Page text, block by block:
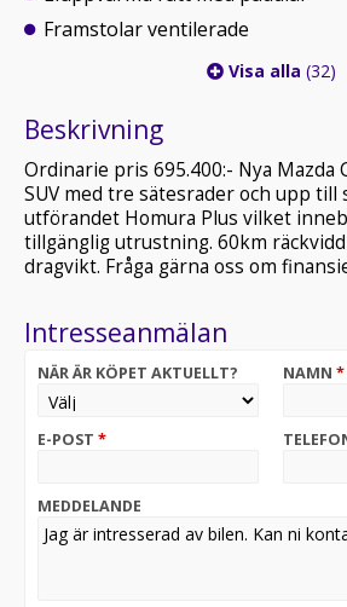
Framstolar ventilerade
Visa alla (32)
Beskrivning
Ordinarie pris 695.400:- Nya Mazda
SUV med tre sätesrader och upp
utförandet Homura Plus vilket
tillgänglig utrustning. 60km
dragvikt. Fråga gärna oss om
Intresseanmälan
NÄR ÄR KÖPET AKTUELLT? NAMN *
E-POST *
MEDDELANDE